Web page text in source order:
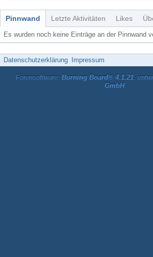
Pinnwand Letzte Aktivitäten Likes
Es wurden noch keine Einträge an der Pinnwand
Datenschutzerklärung Impressum
Forensoftware: Burning Board® 4.1.21,
GmbH